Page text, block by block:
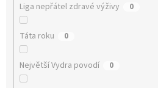
Liga nepřátel zdravé výživy 0
Táta roku 0
Největší Vydra povodí 0